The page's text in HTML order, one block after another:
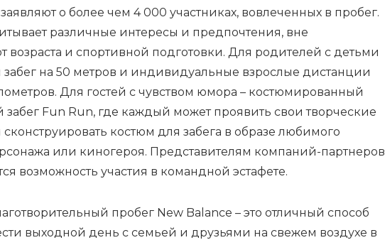
о более чем 4 000 участниках, вовлеченных в пробег.
различные интересы и предпочтения, вне
возраста и спортивной подготовки. Для родителей с детьми
забег на 50 метров и индивидуальные взрослые дистанции
Для гостей с чувством юмора – костюмированный
Fun Run, где каждый может проявить свои творческие
костюм для забега в образе любимого
или киногероя. Представителям компаний-партнеров
возможность участия в командной эстафете.
пробег New Balance – это отличный способ
выходной день с семьей и друзьями на свежем воздухе в